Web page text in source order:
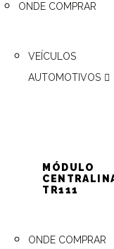
ONDE COMPRAR
VEÍCULOS
AUTOMOTIVOS
MÓDULO
TR111
ONDE COMPRAR